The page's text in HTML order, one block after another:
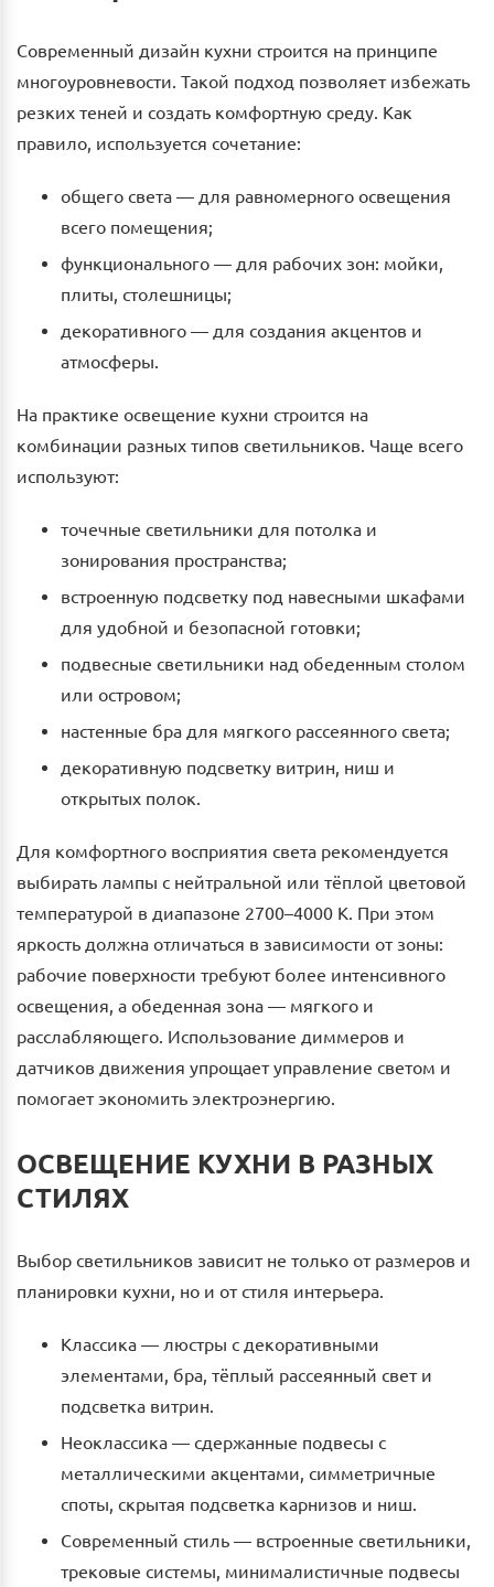
Современный дизайн кухни строится на принципе
многоуровневости. Такой подход позволяет избежать
резких теней и создать комфортную среду. Как
правило, используется сочетание:
общего света — для равномерного освещения
всего помещения;
функционального — для рабочих зон: мойки,
плиты, столешницы;
декоративного — для создания акцентов и
атмосферы.
На практике освещение кухни строится на
комбинации разных типов светильников. Чаще всего
используют:
точечные светильники для потолка и
зонирования пространства;
встроенную подсветку под навесными шкафами
для удобной и безопасной готовки;
подвесные светильники над обеденным столом
или островом;
настенные бра для мягкого рассеянного света;
декоративную подсветку витрин, ниш и
открытых полок.
Для комфортного восприятия света рекомендуется
выбирать лампы с нейтральной или тёплой цветовой
температурой в диапазоне 2700–4000 К. При этом
яркость должна отличаться в зависимости от зоны:
рабочие поверхности требуют более интенсивного
освещения, а обеденная зона — мягкого и
расслабляющего. Использование диммеров и
датчиков движения упрощает управление светом и
помогает экономить электроэнергию.
ОСВЕЩЕНИЕ КУХНИ В РАЗНЫХ
СТИЛЯХ
Выбор светильников зависит не только от размеров и
планировки кухни, но и от стиля интерьера.
Классика — люстры с декоративными
элементами, бра, тёплый рассеянный свет и
подсветка витрин.
Неоклассика — сдержанные подвесы с
металлическими акцентами, симметричные
споты, скрытая подсветка карнизов и ниш.
Современный стиль — встроенные светильники,
трековые системы, минималистичные подвесы